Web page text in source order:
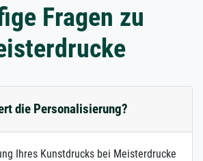
Fragen zu
die Personalisierung?
Ihres Kunstdrucks bei Meisterdrucke